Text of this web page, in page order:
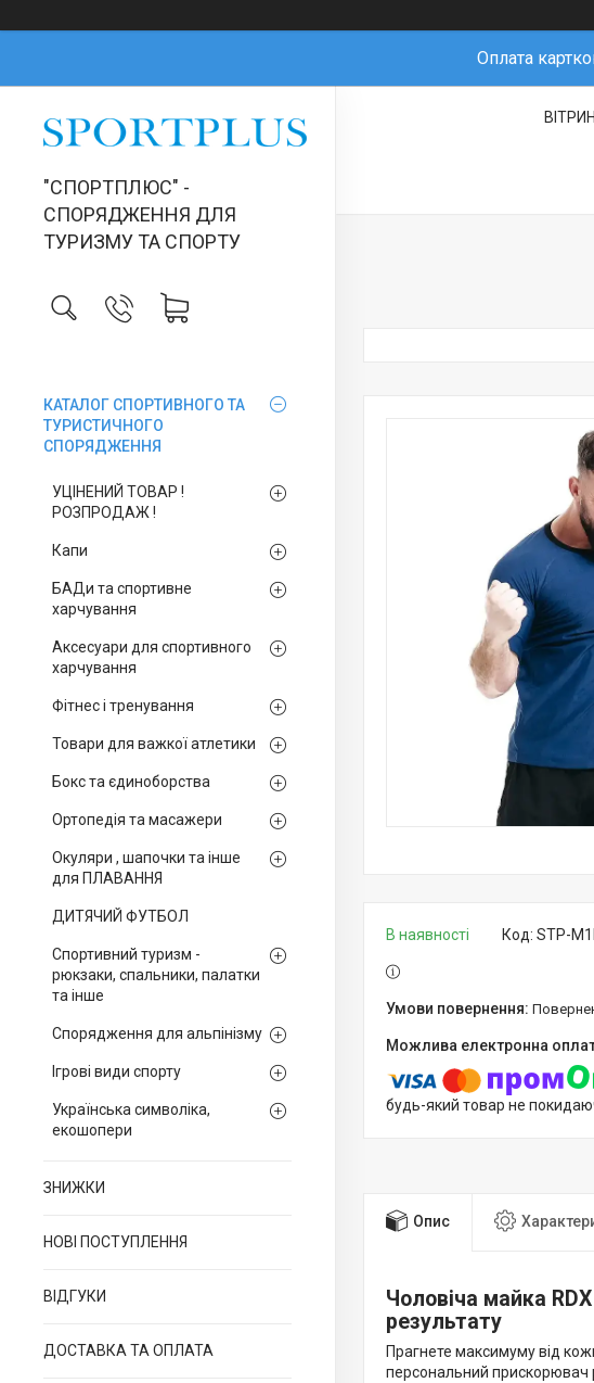
Оплата
"СПОРТПЛЮС" -
СПОРЯДЖЕННЯ ДЛЯ
ТУРИЗМУ ТА СПОРТУ
КАТАЛОГ СПОРТИВНОГО ТА
ТУРИСТИЧНОГО
СПОРЯДЖЕННЯ
УЦІНЕНИЙ ТОВАР !
РОЗПРОДАЖ !
Капи
БАДи та спортивне
харчування
Аксесуари для спортивного
харчування
Фітнес і тренування
Товари для важкої атлетики
Бокс та єдиноборства
Ортопедія та масажери
Окуляри , шапочки та інше
для ПЛАВАННЯ
ДИТЯЧИЙ ФУТБОЛ
Спортивний туризм -
рюкзаки, спальники, палатки
та інше
Спорядження для альпінізму
Ігрові види спорту
Українська символіка,
екошопери
ЗНИЖКИ
НОВІ ПОСТУПЛЕННЯ
ВІДГУКИ
ДОСТАВКА ТА ОПЛАТА
В наявності Код: STP-
будь-який товар не
Опис
Чоловіча майка
результату
Прагнете максимуму від
персональний прискорювач